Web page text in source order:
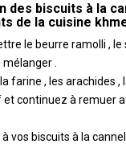
des biscuits à la
de la cuisine
le beurre ramolli , le
.
farine , les arachides ,
continuez à remuer
vos biscuits à la